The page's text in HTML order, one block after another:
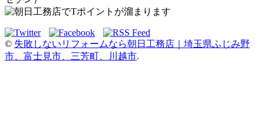
© 失敗しないリフォームなら朝日工務店｜埼玉県ふじみ野
市、富士見市、三芳町、川越市.